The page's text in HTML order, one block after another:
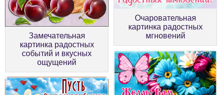
Замечательная
картинка радостных
событий и вкусных
ощущений
Очаровательная
картинка радостных
мгновений